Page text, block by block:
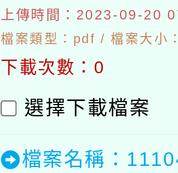
上傳時間：2023-09-20
檔案類型：pdf / 檔案大小
下載次數：0
選擇下載檔案
檔案名稱：